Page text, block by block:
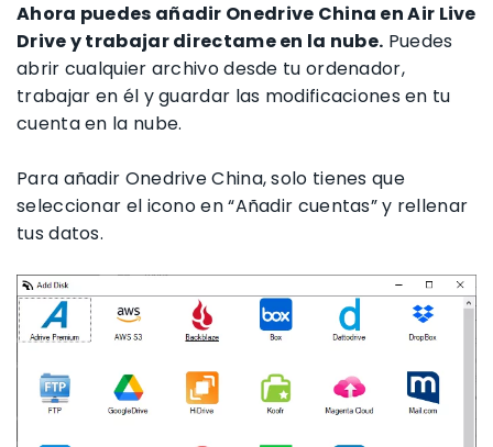
Ahora puedes añadir Onedrive China en Air Live
Drive y trabajar directame en la nube. Puedes
abrir cualquier archivo desde tu ordenador,
trabajar en él y guardar las modificaciones en tu
cuenta en la nube.
Para añadir Onedrive China, solo tienes que
seleccionar el icono en “Añadir cuentas” y rellenar
tus datos.